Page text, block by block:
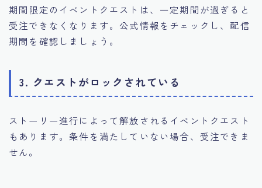
期間限定のイベントクエストは、一定期間が過ぎると
受注できなくなります。公式情報をチェックし、配信
期間を確認しましょう。
3. クエストがロックされている
ストーリー進行によって解放されるイベントクエスト
もあります。条件を満たしていない場合、受注できま
せん。